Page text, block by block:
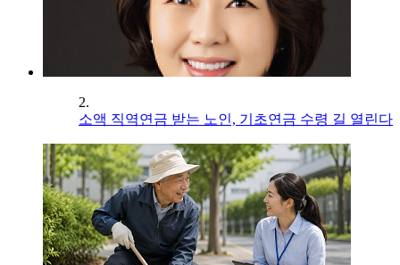
2.
소액 직역연금 받는 노인, 기초연금 수령 길 열린다